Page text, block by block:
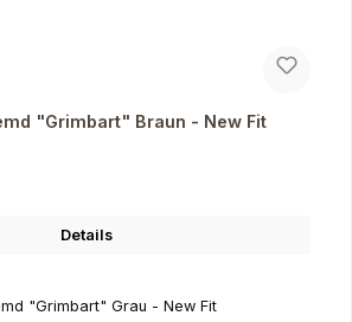
"Grimbart" Braun - New Fit
Details